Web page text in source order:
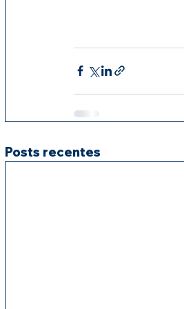
Posts recentes